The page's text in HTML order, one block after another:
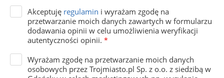
Akceptuję regulamin i wyrażam zgodę na
przetwarzanie moich danych zawartych w formularzu
dodawania opinii w celu umożliwienia weryfikacji
autentyczności opinii. *
Wyrażam zgodę na przetwarzanie moich danych
osobowych przez Trojmiasto.pl Sp. z o.o. z siedzibą w